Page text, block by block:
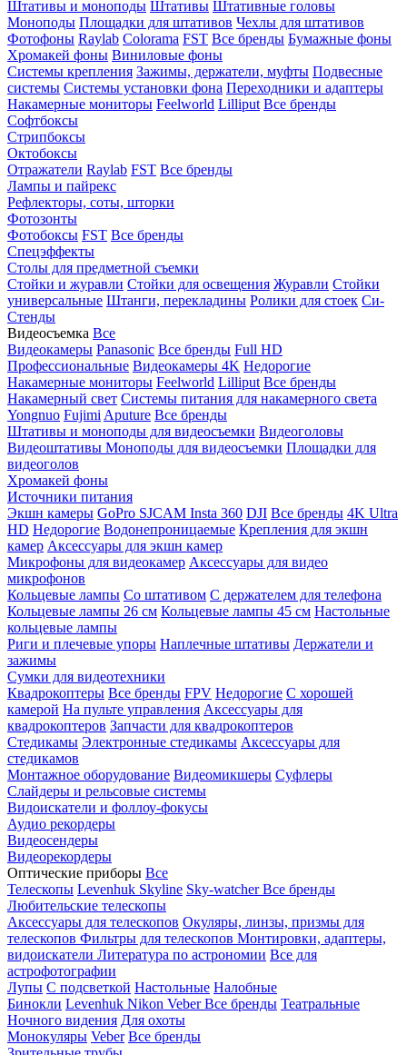
Штативы и моноподы Штативы Штативные головы
Моноподы Площадки для штативов Чехлы для штативов
Фотофоны Raylab Colorama FST Все бренды Бумажные фоны
Хромакей фоны Виниловые фоны
Системы крепления Зажимы, держатели, муфты Подвесные
системы Системы установки фона Переходники и адаптеры
Накамерные мониторы Feelworld Lilliput Все бренды
Софтбоксы
Стрипбоксы
Октобоксы
Отражатели Raylab FST Все бренды
Лампы и пайрекс
Рефлекторы, соты, шторки
Фотозонты
Фотобоксы FST Все бренды
Спецэффекты
Столы для предметной съемки
Стойки и журавли Стойки для освещения Журавли Стойки
универсальные Штанги, перекладины Ролики для стоек Си-
Стенды
Видеосъемка Все
Видеокамеры Panasonic Все бренды Full HD
Профессиональные Видеокамеры 4K Недорогие
Накамерные мониторы Feelworld Lilliput Все бренды
Накамерный свет Системы питания для накамерного света
Yongnuo Fujimi Aputure Все бренды
Штативы и моноподы для видеосъемки Видеоголовы
Видеоштативы Моноподы для видеосъемки Площадки для
видеоголов
Хромакей фоны
Источники питания
Экшн камеры GoPro SJCAM Insta 360 DJI Все бренды 4K Ultra
HD Недорогие Водонепроницаемые Крепления для экшн
камер Аксессуары для экшн камер
Микрофоны для видеокамер Аксессуары для видео
микрофонов
Кольцевые лампы Со штативом C держателем для телефона
Кольцевые лампы 26 см Кольцевые лампы 45 см Настольные
кольцевые лампы
Риги и плечевые упоры Наплечные штативы Держатели и
зажимы
Сумки для видеотехники
Квадрокоптеры Все бренды FPV Недорогие С хорошей
камерой На пульте управления Аксессуары для
квадрокоптеров Запчасти для квадрокоптеров
Стедикамы Электронные стедикамы Аксессуары для
стедикамов
Монтажное оборудование Видеомикшеры Суфлеры
Слайдеры и рельсовые системы
Видоискатели и фоллоу-фокусы
Аудио рекордеры
Видеосендеры
Видеорекордеры
Оптические приборы Все
Телескопы Levenhuk Skyline Sky-watcherВсе бренды
Любительские телескопы
Аксессуары для телескопов Окуляры, линзы, призмы для
телескопов Фильтры для телескопов Монтировки, адаптеры,
видоискатели Литература по астрономии Все для
астрофотографии
Лупы С подсветкой Настольные Налобные
Бинокли Levenhuk Nikon VeberВсе бренды Театральные
Ночного видения Для охоты
Монокуляры Veber Все бренды